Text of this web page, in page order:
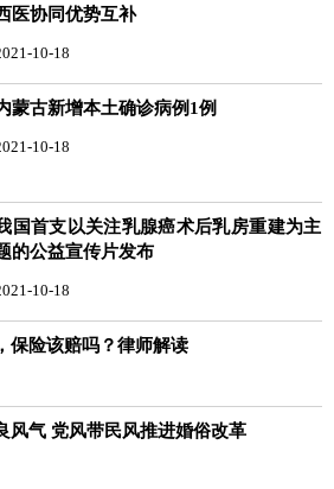
医协同优势互补
10-18
蒙古新增本土确诊病例1例
10-18
国首支以关注乳腺癌术后乳房重建为主
的公益宣传片发布
10-18
保险该赔吗？律师解读
风气 党风带民风推进婚俗改革